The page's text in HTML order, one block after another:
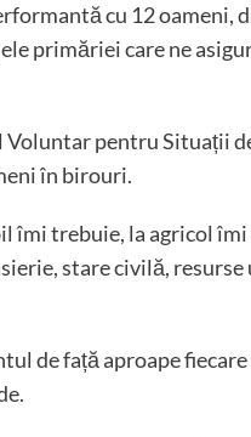
cu 12 oameni,
primăriei care ne
Voluntar pentru Situații
în birouri.
îmi trebuie, la agricol
stare civilă, resurse
de față aproape